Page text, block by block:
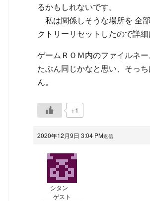
るかもしれないです。
私は関係しそうな場所を 全
クトリーリセットしたので詳細
ゲームＲＯＭ内のファイルネー
たぶん同じかなと思い、そっ
ん。
+1
2020年12月9日 3:04 PM返信
シタン
ゲスト